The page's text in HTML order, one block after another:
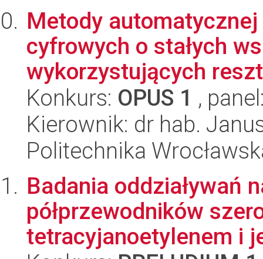
Metody
cyfrowych o stałych
wykorzystujących
Konkurs: OPUS 1 ,
Kierownik: dr hab.
Politechnika
Badania oddziaływań
półprzewodników
tetracyjanoetylenem i